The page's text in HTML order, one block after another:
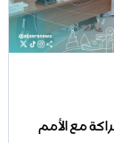
مع الأمم